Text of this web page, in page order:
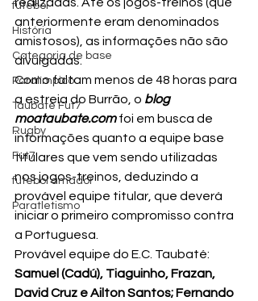
futebol
História
Categoria de base
Paralímpico
Taubaté Fut7
Rugby
Fut7
futebol amador
Paratletismo
anteriormente eram denominados
amistosos), as informações não são
divulgadas.
Como faltam menos de 48 horas para
a estreia do Burrão, o blog
moataubate.com foi em busca de
informações quanto a equipe base
titulares que vem sendo utilizadas
nos jogos-treinos, deduzindo a
provável equipe titular, que deverá
iniciar o primeiro compromisso contra
a Portuguesa.
Provável equipe do E.C. Taubaté:
Samuel (Cadú), Tiaguinho, Frazan,
David Cruz e Ailton Santos; Fernando